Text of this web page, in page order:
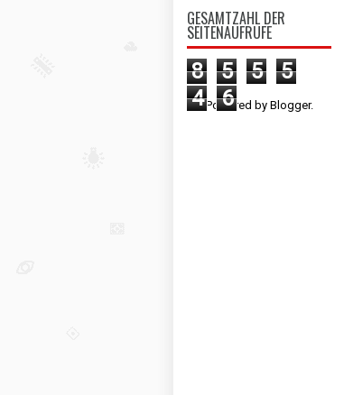
GESAMTZAHL DER
SEITENAUFRUFE
8 5 5
5
4
6
Powered by Blogger.